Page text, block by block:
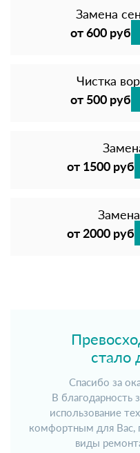
Замена
от 600 руб
Чистка
от 500 руб
от 1500 руб
от 2000 руб
стало
Спасибо за
В благодарность
использование
комфортным для Вас,
виды